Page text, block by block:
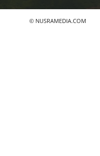
© NUSRAMEDIA.COM